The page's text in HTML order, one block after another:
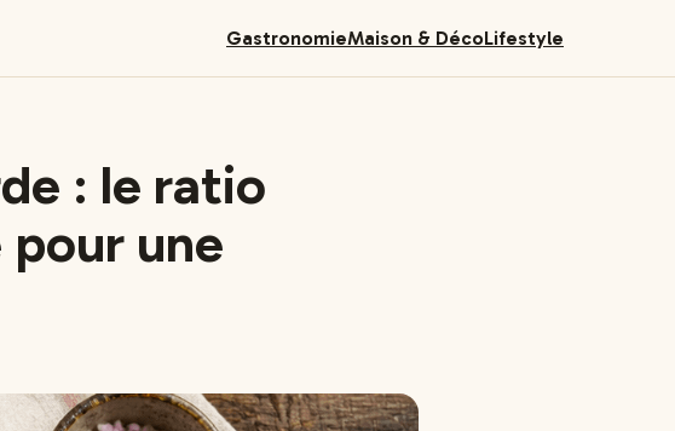
GastronomieMaison & DécoLifestyle
: le ratio
une